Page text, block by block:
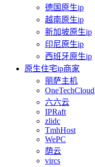
德国原生ip
越南原生ip
新加坡原生ip
印尼原生ip
西班牙原生ip
原生住宅ip商家
丽萨主机
OneTechCloud
六六云
IPRaft
zlidc
TmhHost
WePC
荫云
vircs